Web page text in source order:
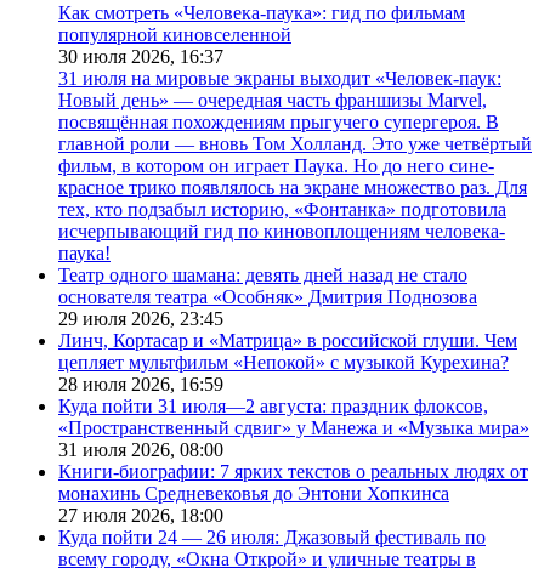
Как смотреть «Человека-паука»: гид по фильмам
популярной киновселенной
30 июля 2026, 16:37
31 июля на мировые экраны выходит «Человек-паук:
Новый день» — очередная часть франшизы Marvel,
посвящённая похождениям прыгучего супергероя. В
главной роли — вновь Том Холланд. Это уже четвёртый
фильм, в котором он играет Паука. Но до него сине-
красное трико появлялось на экране множество раз. Для
тех, кто подзабыл историю, «Фонтанка» подготовила
исчерпывающий гид по киновоплощениям человека-
паука!
Театр одного шамана: девять дней назад не стало
основателя театра «Особняк» Дмитрия Поднозова
29 июля 2026, 23:45
Линч, Кортасар и «Матрица» в российской глуши. Чем
цепляет мультфильм «Непокой» с музыкой Курехина?
28 июля 2026, 16:59
Куда пойти 31 июля—2 августа: праздник флоксов,
«Пространственный сдвиг» у Манежа и «Музыка мира»
31 июля 2026, 08:00
Книги-биографии: 7 ярких текстов о реальных людях от
монахинь Средневековья до Энтони Хопкинса
27 июля 2026, 18:00
Куда пойти 24 — 26 июля: Джазовый фестиваль по
всему городу, «Окна Открой» и уличные театры в